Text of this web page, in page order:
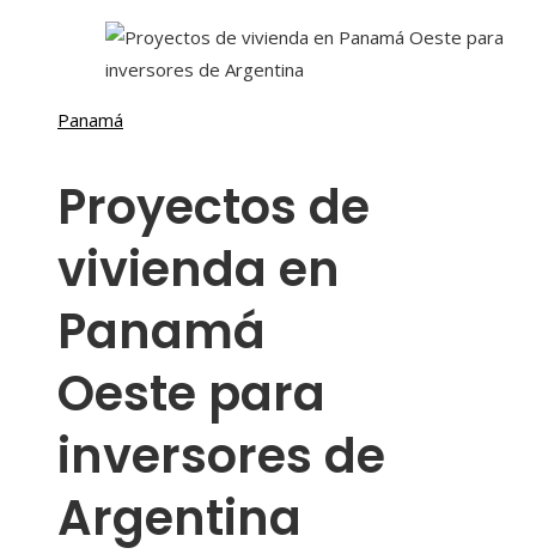
Panamá
Proyectos de
vivienda en
Panamá
Oeste para
inversores de
Argentina